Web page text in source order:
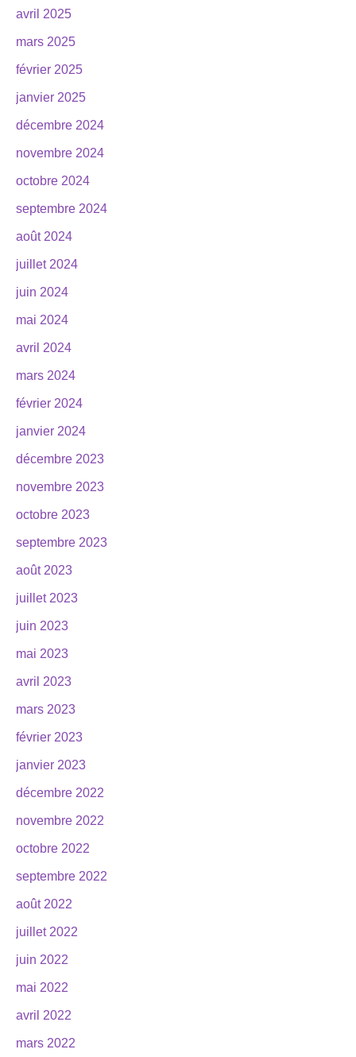
avril 2025
mars 2025
février 2025
janvier 2025
décembre 2024
novembre 2024
octobre 2024
septembre 2024
août 2024
juillet 2024
juin 2024
mai 2024
avril 2024
mars 2024
février 2024
janvier 2024
décembre 2023
novembre 2023
octobre 2023
septembre 2023
août 2023
juillet 2023
juin 2023
mai 2023
avril 2023
mars 2023
février 2023
janvier 2023
décembre 2022
novembre 2022
octobre 2022
septembre 2022
août 2022
juillet 2022
juin 2022
mai 2022
avril 2022
mars 2022